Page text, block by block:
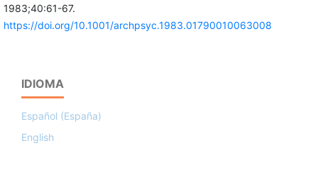
1983;40:61-67.
https://doi.org/10.1001/archpsyc.1983.01790010063008
IDIOMA
Español (España)
English